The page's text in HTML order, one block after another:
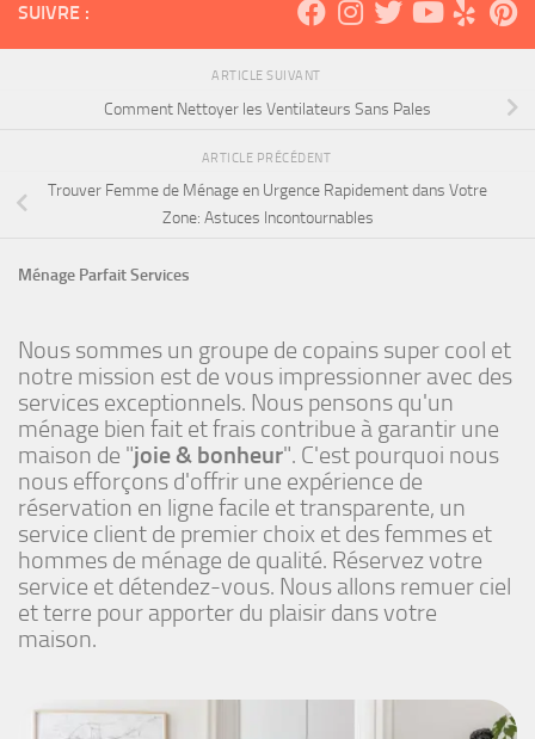
SUIVRE :
ARTICLE SUIVANT
Comment Nettoyer les Ventilateurs Sans Pales
ARTICLE PRÉCÉDENT
Trouver Femme de Ménage en Urgence Rapidement dans Votre
Zone: Astuces Incontournables
Ménage Parfait Services
Nous sommes un groupe de copains super cool et
notre mission est de vous impressionner avec des
services exceptionnels. Nous pensons qu'un
ménage bien fait et frais contribue à garantir une
maison de "joie & bonheur". C'est pourquoi nous
nous efforçons d'offrir une expérience de
réservation en ligne facile et transparente, un
service client de premier choix et des femmes et
hommes de ménage de qualité. Réservez votre
service et détendez-vous. Nous allons remuer ciel
et terre pour apporter du plaisir dans votre
maison.